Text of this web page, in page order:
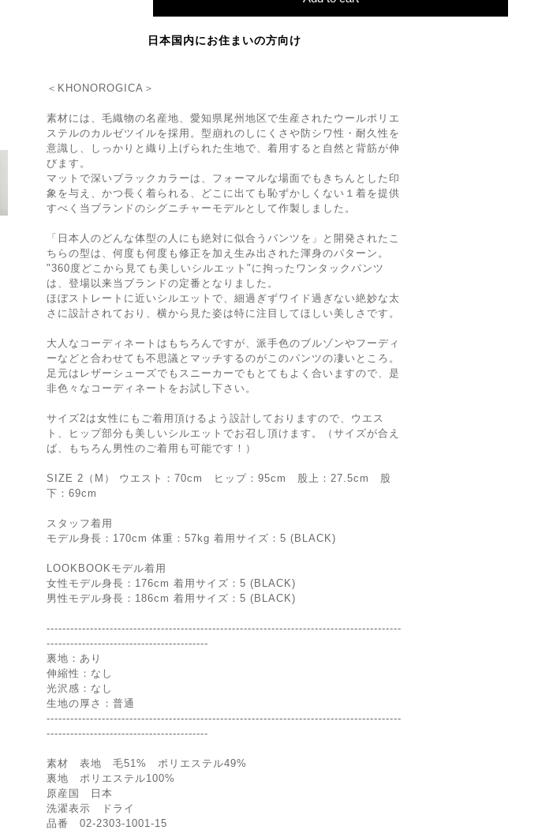
日本国内にお住まいの方向け
＜KHONOROGICA＞
素材には、毛織物の名産地、愛知県尾州地区で生産されたウールポリエ
ステルのカルゼツイルを採用。型崩れのしにくさや防シワ性・耐久性を
意識し、しっかりと織り上げられた生地で、着用すると自然と背筋が伸
びます。
マットで深いブラックカラーは、フォーマルな場面でもきちんとした印
象を与え、かつ長く着られる、どこに出ても恥ずかしくない１着を提供
すべく当ブランドのシグニチャーモデルとして作製しました。
「日本人のどんな体型の人にも絶対に似合うパンツを」と開発されたこ
ちらの型は、何度も何度も修正を加え生み出された渾身のパターン。
"360度どこから見ても美しいシルエット"に拘ったワンタックパンツ
は、登場以来当ブランドの定番となりました。
ほぼストレートに近いシルエットで、細過ぎずワイド過ぎない絶妙な太
さに設計されており、横から見た姿は特に注目してほしい美しさです。
大人なコーディネートはもちろんですが、派手色のブルゾンやフーディ
ーなどと合わせても不思議とマッチするのがこのパンツの凄いところ。
足元はレザーシューズでもスニーカーでもとてもよく合いますので、是
非色々なコーディネートをお試し下さい。
サイズ2は女性にもご着用頂けるよう設計しておりますので、ウエス
ト、ヒップ部分も美しいシルエットでお召し頂けます。（サイズが合え
ば、もちろん男性のご着用も可能です！）
SIZE 2（M） ウエスト：70cm ヒップ：95cm 股上：27.5cm 股
下：69cm
スタッフ着用
モデル身長：170cm 体重：57kg 着用サイズ：5 (BLACK)
LOOKBOOKモデル着用
女性モデル身長：176cm 着用サイズ：5 (BLACK)
男性モデル身長：186cm 着用サイズ：5 (BLACK)
------------------------------------------------------------------------------------------
-----------------------------------------
裏地：あり
伸縮性：なし
光沢感：なし
生地の厚さ：普通
------------------------------------------------------------------------------------------
-----------------------------------------
素材 表地 毛51% ポリエステル49%
裏地 ポリエステル100%
原産国 日本
洗濯表示 ドライ
品番 02-2303-1001-15